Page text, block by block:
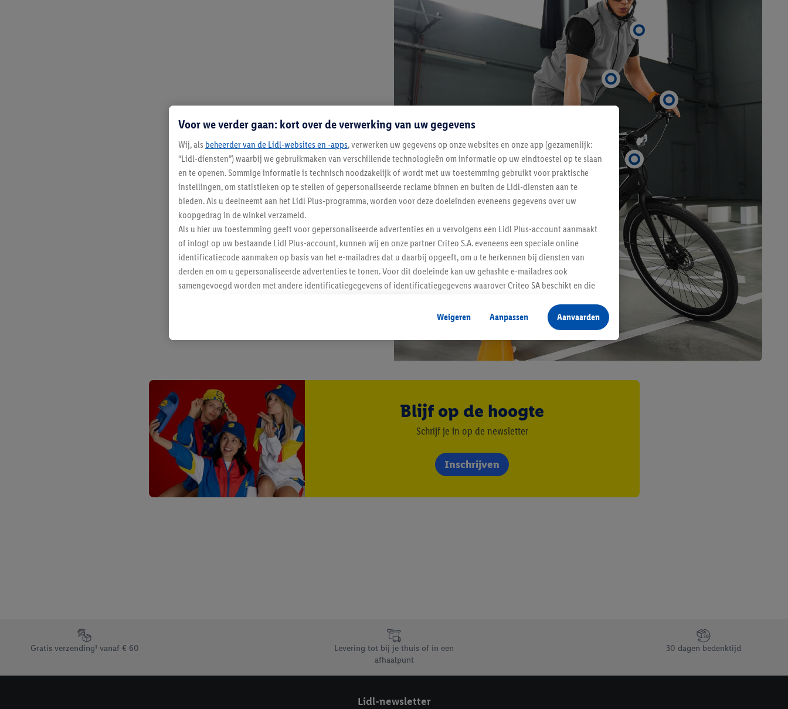
Blijf op de hoogte
Schrijf je in op de newsletter
Inschrijven
Footerelement met de verschillende USPs van Lidl.be
Gratis verzending¹ vanaf € 60
Levering tot bij je thuis of in een
afhaalpunt
30 dagen bedenktijd
Lidl-newsletter
Voor we verder gaan: kort over de verwerking van uw gegevens
Wij, als beheerder van de Lidl-websites en -apps, verwerken uw gegevens op onze websites en onze app (gezamenlijk:
“Lidl-diensten”) waarbij we gebruikmaken van verschillende technologieën om informatie op uw eindtoestel op te slaan
en te openen. Sommige informatie is technisch noodzakelijk of wordt met uw toestemming gebruikt voor praktische
instellingen, om statistieken op te stellen of gepersonaliseerde reclame binnen en buiten de Lidl-diensten aan te
bieden. Als u deelneemt aan het Lidl Plus-programma, worden voor deze doeleinden eveneens gegevens over uw
koopgedrag in de winkel verzameld.
Als u hier uw toestemming geeft voor gepersonaliseerde advertenties en u vervolgens een Lidl Plus-account aanmaakt
of inlogt op uw bestaande Lidl Plus-account, kunnen wij en onze partner Criteo S.A. eveneens een speciale online
identificatiecode aanmaken op basis van het e-mailadres dat u daarbij opgeeft, om u te herkennen bij diensten van
derden en om u gepersonaliseerde advertenties te tonen. Voor dit doeleinde kan uw gehashte e-mailadres ook
samengevoegd worden met andere identificatiegegevens of identificatiegegevens waarover Criteo SA beschikt en die
Als u hiermee akkoord gaat, kunnen advertenties in het kader van retargeting, d.w.z. advertenties voor producten waarin
u interesse hebt getoond (bijvoorbeeld door het product in de webshop aan uw winkelmandje toe te voegen, maar het
niet te kopen), ook op verschillende apparaten en verschillende Lidl-diensten worden weergegeven als er met behulp
van uw gehashte e-mailadres en eventuele andere identificatiegegevens/identificatiegegevens waarover Criteo SA
Onder “Aanpassen” kunt u individuele doeleinden toestaan en meer informatie vinden over de gegevensverwerking.
Door op “weigeren” te klikken, kunt u alleen het gebruik van de noodzakelijke technologieën toestaan. Door op
“aanvaarden” te klikken, stemt u in met alle verwerkingen voor alle bovengenoemde doeleinden. Meer informatie,
waaronder de bewaartermijn van de gegevens en uw recht om uw toestemming te allen tijde met vooruitwerkende
kracht in te trekken, vindt u in onze
Je vindt het impressum hier.
Weigeren Aanpassen Aanvaarden